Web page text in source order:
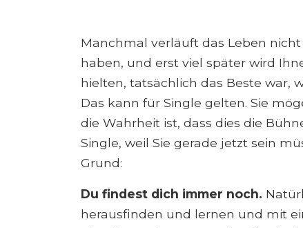
Manchmal verläuft das Leben
haben, und erst viel später wird
hielten, tatsächlich das Beste war,
Das kann für Single gelten. Sie
die Wahrheit ist, dass dies die
Single, weil Sie gerade jetzt sein
Grund:
Du findest dich immer noch.
herausfinden und lernen und mit